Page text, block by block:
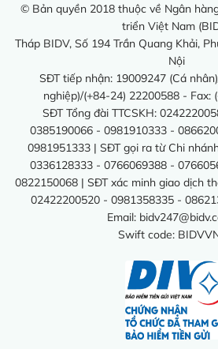
© Bản quyền 2018 thuộc về Ngân
triển Việt Nam
Tháp BIDV, Số 194 Trần Quang Khải,
Nội
SĐT tiếp nhận: 19009247 (Cá
nghiệp)/(+84-24) 22200588 - Fax:
SĐT Tổng đài TTCSKH:
0385190066 - 0981910333 -
0981951333 | SĐT gọi ra từ Chi
0336128333 - 0766069388 -
0822150068 | SĐT xác minh giao dịch
02422200520 - 0981358335 -
Email:
Swift code: